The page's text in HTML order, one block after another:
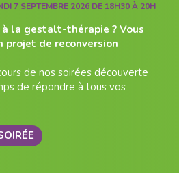
7 SEPTEMBRE 2026 DE 18H30 À 20H
la gestalt-thérapie ? Vous
projet de reconversion
de nos soirées découverte
de répondre à tous vos